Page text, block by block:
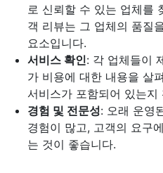
로 신뢰할 수 있는 업체를
객 리뷰는 그 업체의 품질
요소입니다.
서비스 확인: 각 업체들이
가 비용에 대한 내용을 살
서비스가 포함되어 있는
경험 및 전문성: 오래 운영
경험이 많고, 고객의 요구
는 것이 좋습니다.